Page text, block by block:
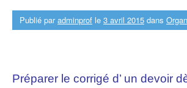
Publié paradminprof le 3 avril 2015 dans
Préparer le corrigé d’ un devoir